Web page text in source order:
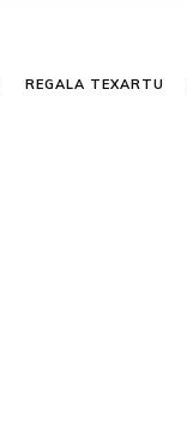
REGALA TEXARTU